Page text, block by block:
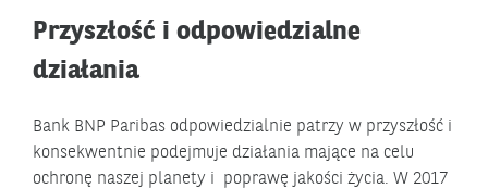
Przyszłość i odpowiedzialne
działania
Bank BNP Paribas odpowiedzialnie patrzy w przyszłość i
konsekwentnie podejmuje działania mające na celu
ochronę naszej planety i poprawę jakości życia. W 2017